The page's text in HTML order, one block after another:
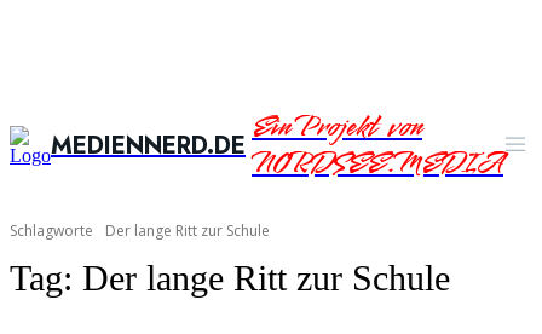
MEDIENNERD.DEEin Projekt von
NORDSEE.MEDIA
Schlagworte Der lange Ritt zur Schule
Tag: Der lange Ritt zur Schule